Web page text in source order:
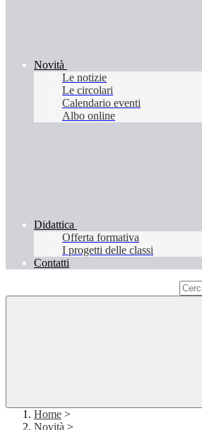
Novità
Le notizie
Le circolari
Calendario eventi
Albo online
Didattica
Offerta formativa
I progetti delle classi
Contatti
Home >
Novità >